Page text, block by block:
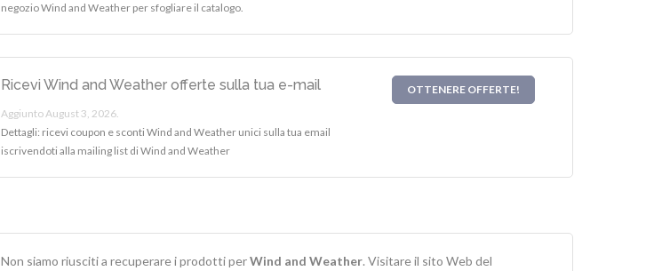
negozio Wind and Weather per sfogliare il catalogo.
Ricevi Wind and Weather offerte sulla tua e-mail
Aggiunto August 3, 2026.
Dettagli: ricevi coupon e sconti Wind and Weather unici sulla tua email
iscrivendoti alla mailing list di Wind and Weather
OTTENERE OFFERTE!
Non siamo riusciti a recuperare i prodotti perWind and Weather. Visitare il sito Web del